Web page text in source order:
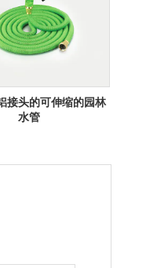
接头的可伸缩的园林
水管